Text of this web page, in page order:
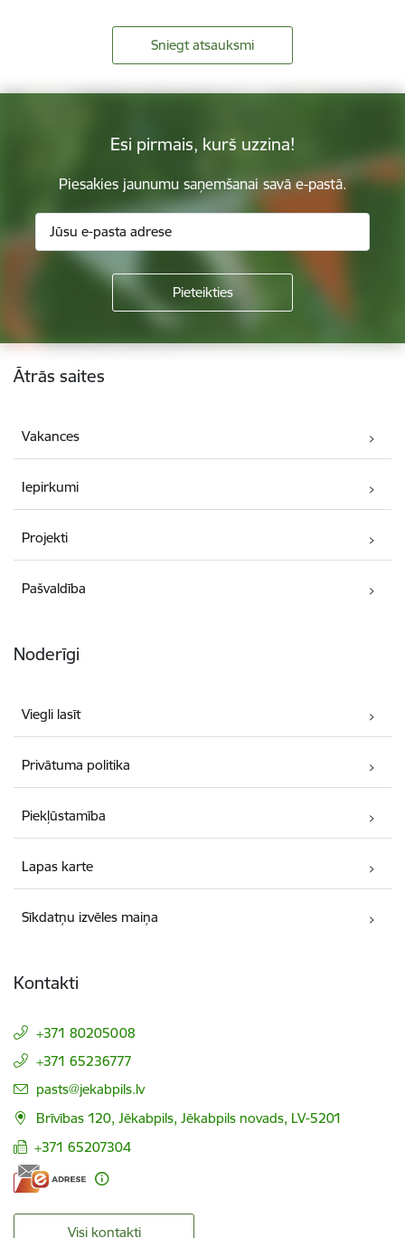
Sniegt atsauksmi
Esi pirmais, kurš uzzina!
Piesakies jaunumu saņemšanai savā e-pastā.
Kājene
Ātrās saites
Vakances
Iepirkumi
Projekti
Pašvaldība
Noderīgi
Viegli lasīt
Privātuma politika
Piekļūstamība
Lapas karte
Sīkdatņu izvēles maiņa
Kontakti
+371 80205008
+371 65236777
E-pasts:
pasts@jekabpils.lv
Brīvības 120, Jēkabpils, Jēkabpils novads, LV-5201
+371 65207304
Visi kontakti